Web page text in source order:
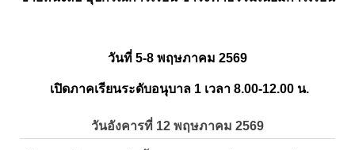
วันที่ 5-8 พฤษภาคม 2569
เปิดภาคเรียนระดับอนุบาล 1 เวลา 8.00-12.00 น.
วันอังคารที่ 12 พฤษภาคม 2569